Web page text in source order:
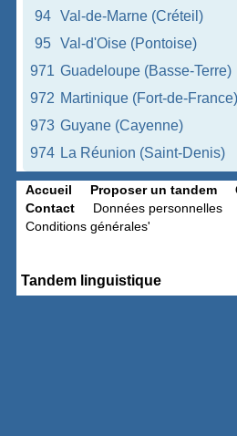
94 Val-de-Marne (Créteil)
95
Val-d'Oise (Pontoise)
971 Guadeloupe (Basse-Terre)
972 Martinique (Fort-de-France)
973 Guyane (Cayenne)
974 La Réunion (Saint-Denis)
Accueil Proposer un tandem
Contact
Données personnelles
Conditions générales'
Tandem linguistique